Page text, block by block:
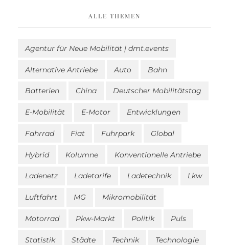
ALLE THEMEN
Agentur für Neue Mobilität | dmt.events
Alternative Antriebe Auto Bahn
Batterien China Deutscher Mobilitätstag
E-Mobilität E-Motor Entwicklungen
Fahrrad Fiat Fuhrpark Global
Hybrid Kolumne Konventionelle Antriebe
Ladenetz Ladetarife Ladetechnik Lkw
Luftfahrt MG Mikromobilität
Motorrad Pkw-Markt Politik Puls
Statistik Städte Technik Technologie